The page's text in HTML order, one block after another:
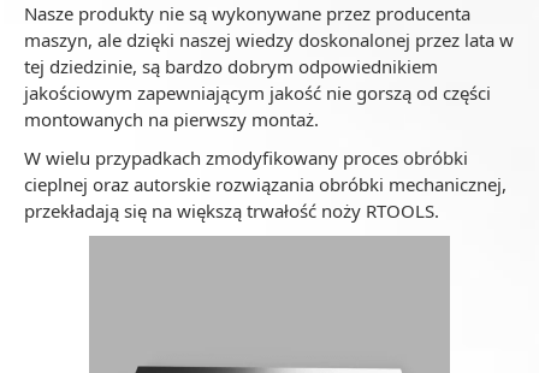
Nasze produkty nie są wykonywane przez producenta
maszyn, ale dzięki naszej wiedzy doskonalonej przez lata w
tej dziedzinie, są bardzo dobrym odpowiednikiem
jakościowym zapewniającym jakość nie gorszą od części
montowanych na pierwszy montaż.
W wielu przypadkach zmodyfikowany proces obróbki
cieplnej oraz autorskie rozwiązania obróbki mechanicznej,
przekładają się na większą trwałość noży RTOOLS.